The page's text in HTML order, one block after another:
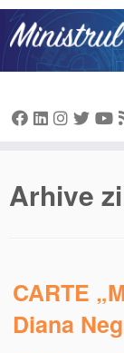
Sari
la
conținut
Arhive
CARTE
Diana